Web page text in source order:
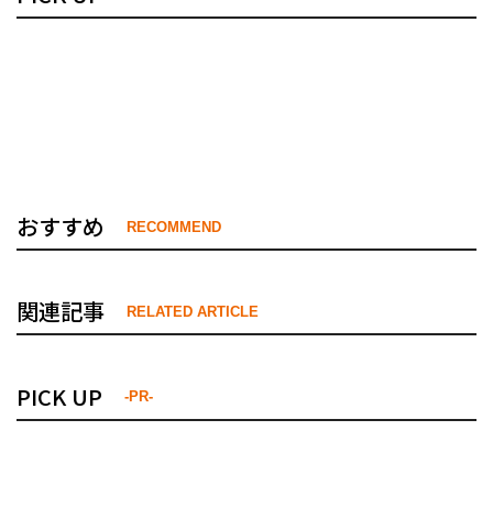
おすすめ RECOMMEND
関連記事 RELATED ARTICLE
PICK UP -PR-